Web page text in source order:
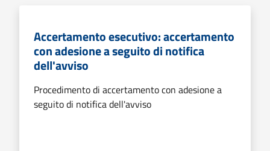
Accertamento esecutivo: accertamento
con adesione a seguito di notifica
dell'avviso
Procedimento di accertamento con adesione a
seguito di notifica dell'avviso